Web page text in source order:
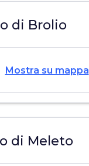
di Brolio
Mostra su mappa
di Meleto